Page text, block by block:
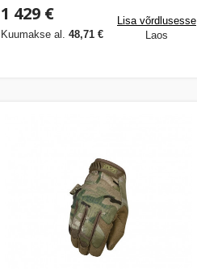
1 429 €
Kuumakse al. 48,71 €
Lisa võrdlusesse
Laos